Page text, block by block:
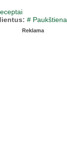
# Paukštiena
Reklama